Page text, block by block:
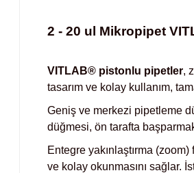
2 - 20 ul Mikropipet
VITLAB® pistonlu pipetler,
tasarım ve kolay kullanım,
Geniş ve merkezi pipetleme
düğmesi, ön tarafta
Entegre yakınlaştırma
ve kolay okunmasını sağlar.